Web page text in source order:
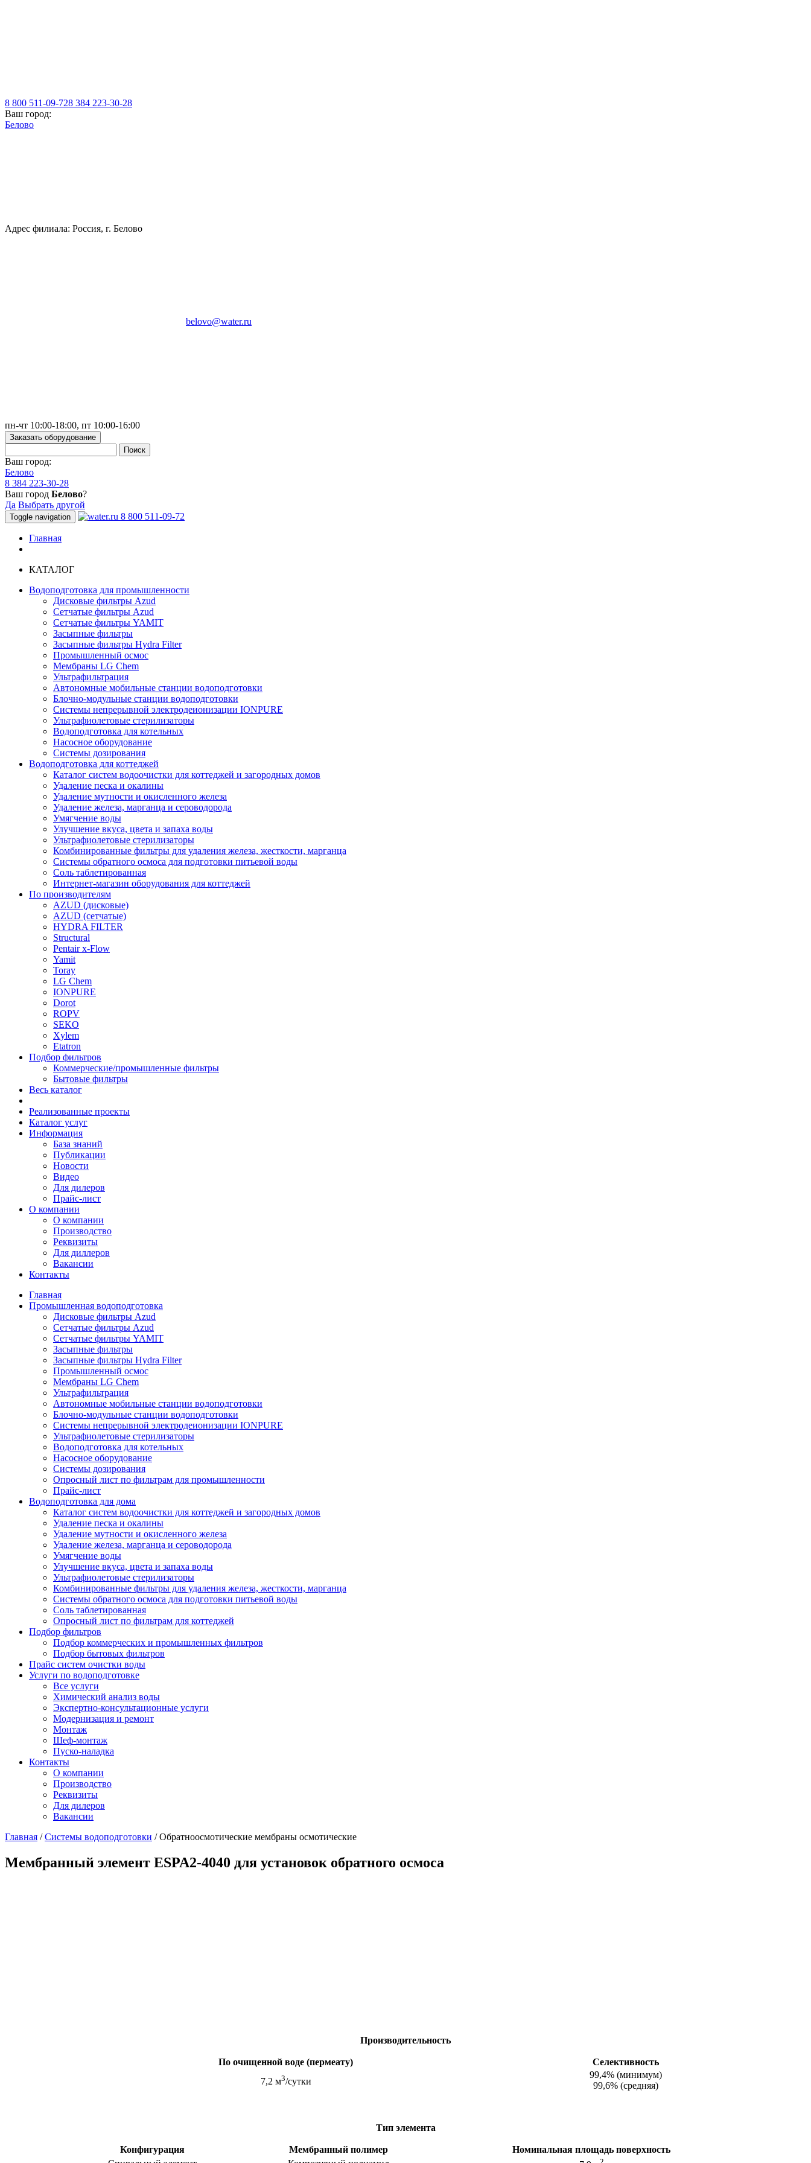
8 800 511-09-728 384 223-30-28
Ваш город:
Белово
Адрес филиала: Россия, г. Белово
belovo@water.ru
пн-чт 10:00-18:00, пт 10:00-16:00
Заказать оборудование
Ваш город:
Белово
8 384 223-30-28
Ваш город Белово?
Да Выбрать другой
Toggle navigation 8 800 511-09-72
Главная
КАТАЛОГ
Водоподготовка для промышленности
Дисковые фильтры Azud
Сетчатые фильтры Azud
Сетчатые фильтры YAMIT
Засыпные фильтры
Засыпные фильтры Hydra Filter
Промышленный осмос
Мембраны LG Chem
Ультрафильтрация
Автономные мобильные станции водоподготовки
Блочно-модульные станции водоподготовки
Системы непрерывной электродеионизации IONPURE
Ультрафиолетовые стерилизаторы
Водоподготовка для котельных
Насосное оборудование
Системы дозирования
Водоподготовка для коттеджей
Каталог систем водоочистки для коттеджей и загородных домов
Удаление песка и окалины
Удаление мутности и окисленного железа
Удаление железа, марганца и сероводорода
Умягчение воды
Улучшение вкуса, цвета и запаха воды
Ультрафиолетовые стерилизаторы
Комбинированные фильтры для удаления железа, жесткости, марганца
Системы обратного осмоса для подготовки питьевой воды
Соль таблетированная
Интернет-магазин оборудования для коттеджей
По производителям
AZUD (дисковые)
AZUD (сетчатые)
HYDRA FILTER
Structural
Pentair x-Flow
Yamit
Toray
LG Chem
IONPURE
Dorot
ROPV
SEKO
Xylem
Etatron
Подбор фильтров
Коммерческие/промышленные фильтры
Бытовые фильтры
Весь каталог
Реализованные проекты
Каталог услуг
Информация
База знаний
Публикации
Новости
Видео
Для дилеров
Прайс-лист
О компании
О компании
Производство
Реквизиты
Для диллеров
Вакансии
Контакты
Главная
Промышленная водоподготовка
Дисковые фильтры Azud
Сетчатые фильтры Azud
Сетчатые фильтры YAMIT
Засыпные фильтры
Засыпные фильтры Hydra Filter
Промышленный осмос
Мембраны LG Chem
Ультрафильтрация
Автономные мобильные станции водоподготовки
Блочно-модульные станции водоподготовки
Системы непрерывной электродеионизации IONPURE
Ультрафиолетовые стерилизаторы
Водоподготовка для котельных
Насосное оборудование
Системы дозирования
Опросный лист по фильтрам для промышленности
Прайс-лист
Водоподготовка для дома
Каталог систем водоочистки для коттеджей и загородных домов
Удаление песка и окалины
Удаление мутности и окисленного железа
Удаление железа, марганца и сероводорода
Умягчение воды
Улучшение вкуса, цвета и запаха воды
Ультрафиолетовые стерилизаторы
Комбинированные фильтры для удаления железа, жесткости, марганца
Системы обратного осмоса для подготовки питьевой воды
Соль таблетированная
Опросный лист по фильтрам для коттеджей
Подбор фильтров
Подбор коммерческих и промышленных фильтров
Подбор бытовых фильтров
Прайс систем очистки воды
Услуги по водоподготовке
Все услуги
Химический анализ воды
Экспертно-консультационные услуги
Модернизация и ремонт
Монтаж
Шеф-монтаж
Пуско-наладка
Контакты
О компании
Производство
Реквизиты
Для дилеров
Вакансии
Главная /Системы водоподготовки /Обратноосмотические мембраны осмотические
Мембранный элемент ESPA2-4040 для установок обратного осмоса
Производительность
По очищенной воде (пермеату)
Селективность
7,2 м3/сутки
99,4% (минимум)
99,6% (средняя)
Тип элемента
Конфигурация Мембранный полимер
Номинальная площадь поверхность